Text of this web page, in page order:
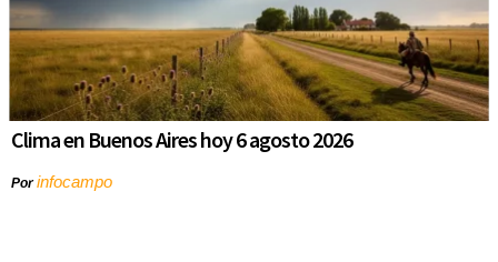
Clima en Buenos Aires hoy 6 agosto 2026
Porinfocampo